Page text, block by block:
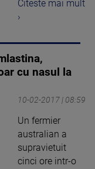
Citeste mai mult
›
cu nasul la
10-02-2017 | 08:59
Un fermier
australian a
supravietuit
cinci ore intr-o